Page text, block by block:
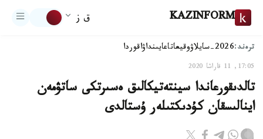
KAZINFORM ق ز
ترەند:2026-سايلاۋ وقيعاتاعايىنداۋاقوردا
17:05, 11 قاراشا 2020
تالدىقورعاندا سينتەتيكالىق ەسىرتكى ساتۋمەن
اينالىسقان كۇدىكتىلەر ۇستالدى